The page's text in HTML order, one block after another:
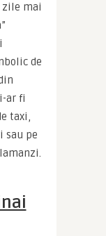
zile mai
de
ar fi
taxi,
sau pe